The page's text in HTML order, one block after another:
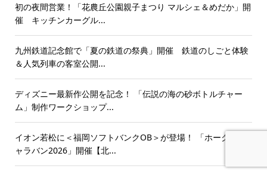
初の夜間営業！「花農丘公園親子まつり マルシェ＆めだか」開
催 キッチンカーグル...
九州鉄道記念館で「夏の鉄道の祭典」開催 鉄道のしごと体験
＆人気列車の客室公開...
ディズニー最新作公開を記念！ 「伝説の海の砂ボトルチャー
ム」制作ワークショップ...
イオン若松に＜福岡ソフトバンクOB＞が登場！ 「ホークスキ
ャラバン2026」開催【北...